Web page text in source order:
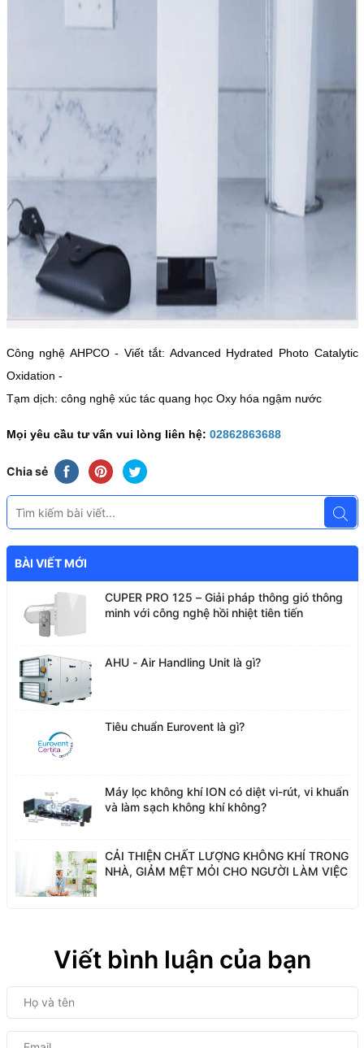
Công nghệ AHPCO - Viết tắt: Advanced Hydrated Photo Catalytic
Oxidation -
Tạm dịch: công nghệ xúc tác quang học Oxy hóa ngậm nước
Mọi yêu cầu tư vấn vui lòng liên hệ: 02862863688
Chia sẻ
BÀI VIẾT MỚI
CUPER PRO 125 – Giải pháp thông gió thông
minh với công nghệ hồi nhiệt tiên tiến
AHU - Air Handling Unit là gì?
Tiêu chuẩn Eurovent là gì?
Máy lọc không khí ION có diệt vi-rút, vi khuẩn
và làm sạch không khí không?
CẢI THIỆN CHẤT LƯỢNG KHÔNG KHÍ TRONG
NHÀ, GIẢM MỆT MỎI CHO NGƯỜI LÀM VIỆC
Viết bình luận của bạn